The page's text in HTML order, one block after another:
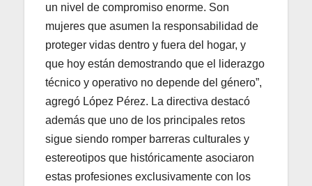
un nivel de compromiso enorme. Son
mujeres que asumen la responsabilidad de
proteger vidas dentro y fuera del hogar, y
que hoy están demostrando que el liderazgo
técnico y operativo no depende del género”,
agregó López Pérez. La directiva destacó
además que uno de los principales retos
sigue siendo romper barreras culturales y
estereotipos que históricamente asociaron
estas profesiones exclusivamente con los